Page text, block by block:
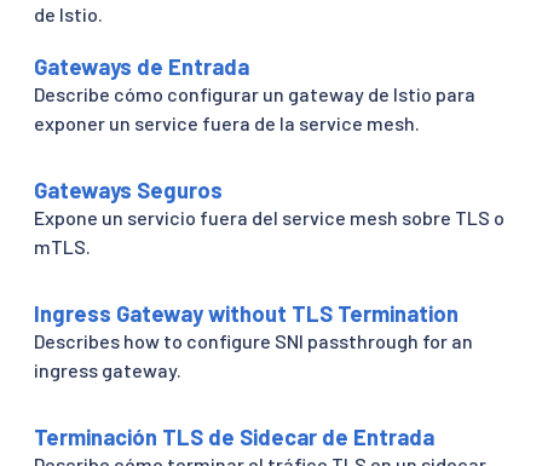
de Istio.
Gateways de Entrada
Describe cómo configurar un gateway de Istio para
exponer un service fuera de la service mesh.
Gateways Seguros
Expone un servicio fuera del service mesh sobre TLS o
mTLS.
Ingress Gateway without TLS Termination
Describes how to configure SNI passthrough for an
ingress gateway.
Terminación TLS de Sidecar de Entrada